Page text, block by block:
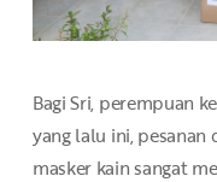
Bagi Sri, perempuan
yang lalu ini, pesanan
masker kain sangat